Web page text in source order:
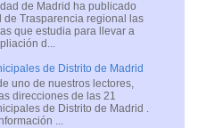
de Madrid ha publicado
de Trasparencia regional las
que estudia para llevar a
d...
de Distrito de Madrid
uno de nuestros lectores,
direcciones de las 21
de Distrito de Madrid .
...